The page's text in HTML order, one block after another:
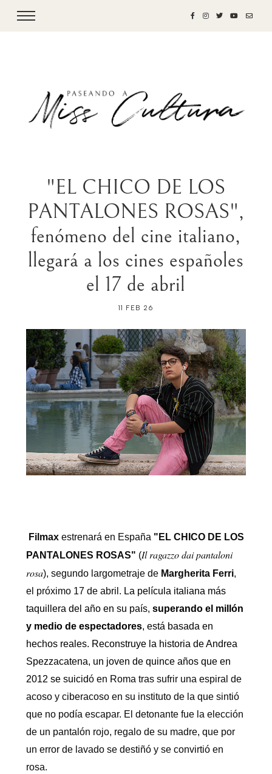
"EL CHICO DE LOS
PANTALONES ROSAS",
fenómeno del cine italiano,
llegará a los cines españoles
el 17 de abril
11 FEB 26
Filmax estrenará en España "EL CHICO DE LOS
PANTALONES ROSAS" (Il ragazzo dai pantaloni
rosa), segundo largometraje de Margherita Ferri,
el próximo 17 de abril. La película italiana más
taquillera del año en su país, superando el millón
y medio de espectadores, está basada en
hechos reales. Reconstruye la historia de Andrea
Spezzacatena, un joven de quince años que en
2012 se suicidó en Roma tras sufrir una espiral de
acoso y ciberacoso en su instituto de la que sintió
que no podía escapar. El detonante fue la elección
de un pantalón rojo, regalo de su madre, que por
un error de lavado se destiñó y se convirtió en
rosa.